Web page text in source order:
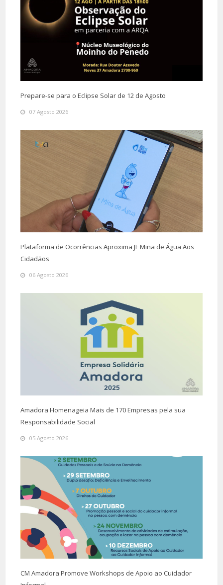
Prepare-se para o Eclipse Solar de 12 de Agosto
07 Agosto 2026
Plataforma de Ocorrências Aproxima JF Mina de Água Aos
Cidadãos
06 Agosto 2026
Amadora Homenageia Mais de 170 Empresas pela sua
Responsabilidade Social
05 Agosto 2026
CM Amadora Promove Workshops de Apoio ao Cuidador